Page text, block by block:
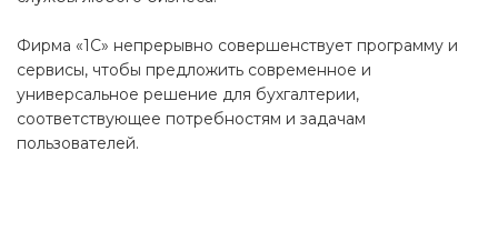
Фирма «1С» непрерывно совершенствует программу и
сервисы, чтобы предложить современное и
универсальное решение для бухгалтерии,
соответствующее потребностям и задачам
пользователей.